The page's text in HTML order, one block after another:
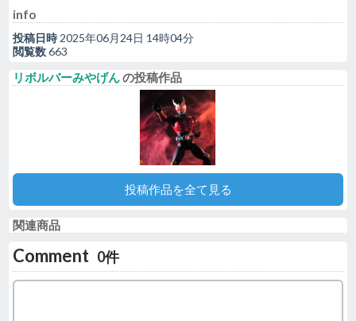
info
投稿日時 2025年06月24日 14時04分
閲覧数663
リボルバーみやげんの投稿作品
投稿作品を全て見る
関連商品
Comment 0件